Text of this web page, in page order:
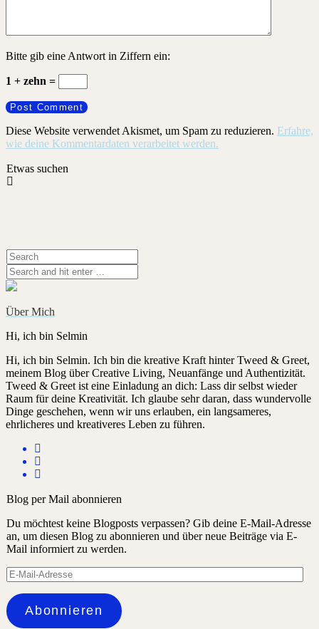
Bitte gib eine Antwort in Ziffern ein:
1 + zehn =
Diese Website verwendet Akismet, um Spam zu reduzieren. Erfahre,
wie deine Kommentardaten verarbeitet werden.
Etwas suchen
Über Mich
Hi, ich bin Selmin
Hi, ich bin Selmin. Ich bin die kreative Kraft hinter Tweed & Greet,
meinem Blog über Creative Living, Neuanfänge und Authentizität.
Tweed & Greet ist eine Einladung an dich: Lass dir selbst wieder
Raum für deine Kreativität. Ich glaube sehr daran, dass wundervolle
Dinge geschehen, wenn wir uns erlauben, ein langsameres,
ehrlicheres und kreativeres Leben zu führen.
Blog per Mail abonnieren
Du möchtest keine Blogposts verpassen? Gib deine E-Mail-Adresse
an, um diesen Blog zu abonnieren und über neue Beiträge via E-
Mail informiert zu werden.
E-
Mail-
Adresse
Abonnieren